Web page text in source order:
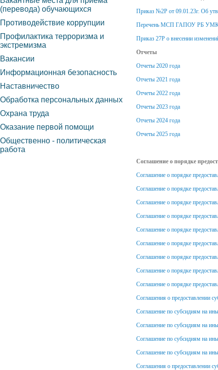
Приказ №2Р от 09.01.23г. Об
Перечень МСП ГАПОУ РБ УМК
Приказ 27Р о внесении
Отчеты
Отчеты 2020 года
Отчеты 2021 года
Отчеты 2022 года
Отчеты 2023 года
Отчеты 2024 года
Отчеты 2025 года
Соглашение о порядке
Соглашение о порядке
Соглашение о порядке
Соглашение о порядке
Соглашение о порядке
Соглашение о порядке
Соглашение о порядке
Соглашение о порядке
Соглашение о порядке
Соглашение о порядке
Соглашения о предоставлении
Соглашение по субсидиям на
Соглашение по субсидиям на
Соглашение по субсидиям на
Соглашение по субсидиям на
Соглашения о предоставлении
(перевода) обучающихся
Противодействие коррупции
Профилактика терроризма и
экстремизма
Вакансии
Информационная безопасность
Наставничество
Обработка персональных данных
Охрана труда
Оказание первой помощи
Общественно - политическая
работа